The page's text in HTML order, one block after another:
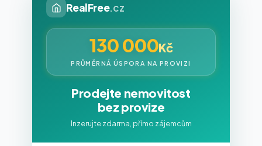
RealFree.cz
130 000Kč
PRŮMĚRNÁ ÚSPORA NA PROVIZI
Prodejte nemovitost
bez provize
Inzerujte zdarma, přímo zájemcům